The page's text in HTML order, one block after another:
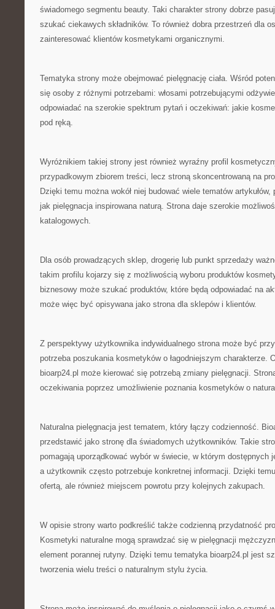
świadomego segmentu beauty. Taki charakter strony dobrze
szukać ciekawych składników. To również dobra przestrzeń dla
zainteresować klientów kosmetykami organicznymi.
Tematyka strony może obejmować pielęgnację ciała. Wśród
się osoby z różnymi potrzebami: włosami potrzebującymi
odpowiadać na szerokie spektrum pytań i oczekiwań: jakie
pod ręką.
Wyróżnikiem takiej strony jest również wyraźny profil
przypadkowym zbiorem treści, lecz stroną skoncentrowaną na
Dzięki temu można wokół niej budować wiele tematów
jak pielęgnacja inspirowana naturą. Strona daje szerokie
katalogowych.
Dla osób prowadzących sklep, drogerię lub punkt sprzedaży
takim profilu kojarzy się z możliwością wyboru produktów
biznesowy może szukać produktów, które będą odpowiadać na
może więc być opisywana jako strona dla sklepów i klientów.
Z perspektywy użytkownika indywidualnego strona może być
potrzeba poszukania kosmetyków o łagodniejszym charakterze.
bioarp24.pl może kierować się potrzebą zmiany pielęgnacji.
oczekiwania poprzez umożliwienie poznania kosmetyków o
Naturalna pielęgnacja jest tematem, który łączy codzienność.
przedstawić jako stronę dla świadomych użytkowników. Takie
pomagają uporządkować wybór w świecie, w którym dostępnych
a użytkownik często potrzebuje konkretnej informacji. Dzięki
ofertą, ale również miejscem powrotu przy kolejnych zakupach.
W opisie strony warto podkreślić także codzienną przydatność
Kosmetyki naturalne mogą sprawdzać się w pielęgnacji
element porannej rutyny. Dzięki temu tematyka bioarp24.pl jest
tworzenia wielu treści o naturalnym stylu życia.